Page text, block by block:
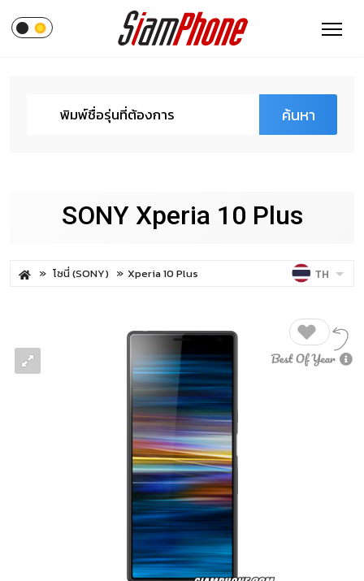
ค้นหา
SONY Xperia 10 Plus
โซนี่ (SONY) Xperia 10 Plus TH